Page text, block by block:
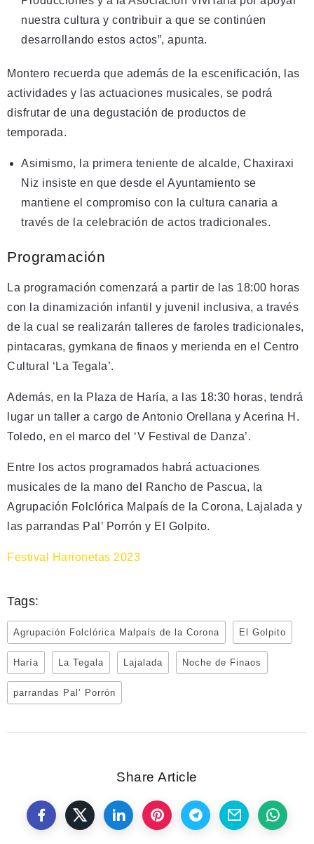
nuestra cultura y contribuir a que se continúen
desarrollando estos actos”, apunta.
Montero recuerda que además de la escenificación, las
actividades y las actuaciones musicales, se podrá
disfrutar de una degustación de productos de
temporada.
Asimismo, la primera teniente de alcalde, Chaxiraxi
Niz insiste en que desde el Ayuntamiento se
mantiene el compromiso con la cultura canaria a
través de la celebración de actos tradicionales.
Programación
La programación comenzará a partir de las 18:00 horas
con la dinamización infantil y juvenil inclusiva, a través
de la cual se realizarán talleres de faroles tradicionales,
pintacaras, gymkana de finaos y merienda en el Centro
Cultural ‘La Tegala’.
Además, en la Plaza de Haría, a las 18:30 horas, tendrá
lugar un taller a cargo de Antonio Orellana y Acerina H.
Toledo, en el marco del ‘V Festival de Danza’.
Entre los actos programados habrá actuaciones
musicales de la mano del Rancho de Pascua, la
Agrupación Folclórica Malpaís de la Corona, Lajalada y
las parrandas Pal’ Porrón y El Golpito.
Festival Harionetas 2023
Tags:
Agrupación Folclórica Malpaís de la Corona El Golpito
Haría La Tegala Lajalada Noche de Finaos
parrandas Pal’ Porrón
Share Article